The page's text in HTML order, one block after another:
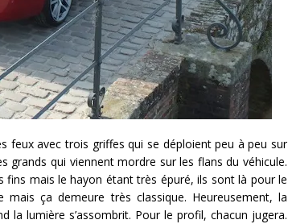
feux avec trois griffes qui se déploient peu à peu sur
qui viennent mordre sur les flans du véhicule.
fins mais le hayon étant très épuré, ils sont là pour le
mais ça demeure très classique. Heureusement, la
la lumière s’assombrit. Pour le profil, chacun jugera.